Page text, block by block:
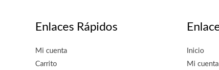
Enlaces Rápidos
Mi cuenta
Carrito
Inicio
Mi cuenta